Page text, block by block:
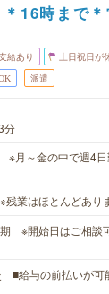
16時まで
給あり 土日祝日が
派遣
分
※月～金の中で週4日
業はほとんどあり
※開始日はご相談
■給与の前払いが可